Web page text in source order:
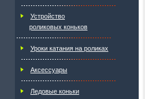
Устройство
роликовых коньков
Уроки катания на роликах
Аксессуары
Ледовые коньки